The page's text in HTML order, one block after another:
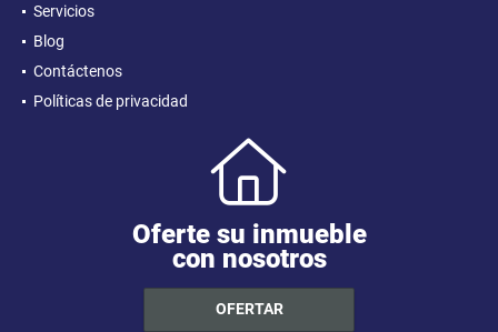
Servicios
Blog
Contáctenos
Políticas de privacidad
Oferte su inmueble
con nosotros
OFERTAR